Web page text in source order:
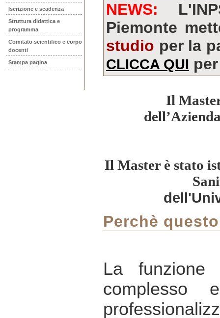
NEWS:
Piemonte
studio per la
CLICCA QUI
Il
Il Master è stato
Perchè
La
complesso
Iscrizione e scadenza
Struttura didattica e
programma
Comitato scientifico e corpo
docenti
Stampa pagina